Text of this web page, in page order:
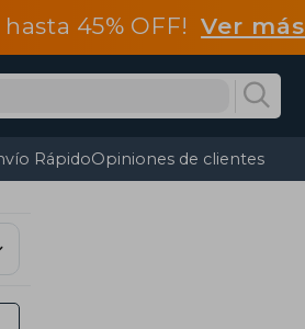
hasta 45% OFF!Ver más
RápidoOpiniones de clientes